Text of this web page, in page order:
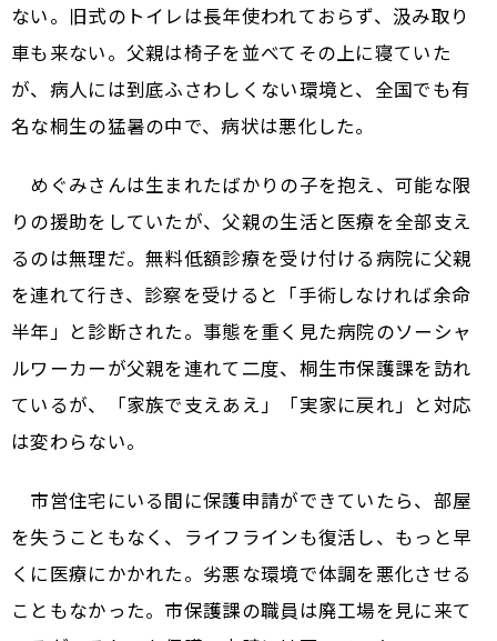
ない。旧式のトイレは長年使われておらず、汲み取り
車も来ない。父親は椅子を並べてその上に寝ていた
が、病人には到底ふさわしくない環境と、全国でも有
名な桐生の猛暑の中で、病状は悪化した。
めぐみさんは生まれたばかりの子を抱え、可能な限
りの援助をしていたが、父親の生活と医療を全部支え
るのは無理だ。無料低額診療を受け付ける病院に父親
を連れて行き、診察を受けると「手術しなければ余命
半年」と診断された。事態を重く見た病院のソーシャ
ルワーカーが父親を連れて二度、桐生市保護課を訪れ
ているが、「家族で支えあえ」「実家に戻れ」と対応
は変わらない。
市営住宅にいる間に保護申請ができていたら、部屋
を失うこともなく、ライフラインも復活し、もっと早
くに医療にかかれた。劣悪な環境で体調を悪化させる
こともなかった。市保護課の職員は廃工場を見に来て